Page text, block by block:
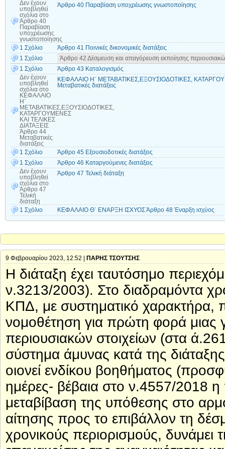
Δεν έχουν
υποβληθεί
σχόλια στο
Άρθρο 40
Παραβίαση
υποχρέωσης
γνωστοποίησης
Άρθρο 40 Παραβίαση υποχρέωσης γνωστοποίησης
1 Σχόλιο
Άρθρο 41 Ποινικές δικονομικές διατάξεις
1 Σχόλιο
Άρθρο 42 Δέσμευση και απαγόρευση εκποίησης
1 Σχόλιο
Άρθρο 43 Καταλογισμός
Δεν έχουν
υποβληθεί
σχόλια στο
ΚΕΦΑΛΑΙΟ
Η΄
ΜΕΤΑΒΑΤΙΚΕΣ,ΕΞΟΥΣΙΟΔΟΤΙΚΕΣ,
ΚΑΤΑΡΓΟΥΜΕΝΕΣ
ΚΑΙ ΤΕΛΙΚΕΣ
ΔΙΑΤΑΞΕΙΣ
Άρθρο 44
Μεταβατικές
διατάξεις
ΚΕΦΑΛΑΙΟ Η΄ ΜΕΤΑΒΑΤΙΚΕΣ,ΕΞΟΥΣΙΟΔΟΤΙΚΕΣ,
Μεταβατικές διατάξεις
1 Σχόλιο
Άρθρο 45 Εξουσιοδοτικές διατάξεις
1 Σχόλιο
Άρθρο 46 Καταργούμενες διατάξεις
Δεν έχουν
υποβληθεί
σχόλια στο
Άρθρο 47
Τελική
διάταξη
Άρθρο 47 Τελική διάταξη
1 Σχόλιο ΚΕΦΑΛΑΙΟ Θ΄ ΕΝΑΡΞΗ ΙΣΧΥΟΣ Άρθρο 48 Έναρξη ισχύος
9 Φεβρουαρίου 2023, 12:52 | ΠΑΡΗΣ ΤΣΟΥΤΣΗΣ
Η διάταξη έχει ταυτόσημο
ν.3213/2003). Στο διαδραμόντα
ΚΠΔ, με συστηματικό χαρακτήρα,
νομοθέτηση για πρώτη φορά μιας
περιουσιακών στοιχείων (στα
σύστημα άμυνας κατά της
οιονεί ενδίκου βοηθήματος
ημέρες- βέβαια στο ν.4557/2018 η
μεταβίβαση της υπόθεσης στο
αίτησης προς το επιβάλλον τη
χρονικούς περιορισμούς, δυνάμει